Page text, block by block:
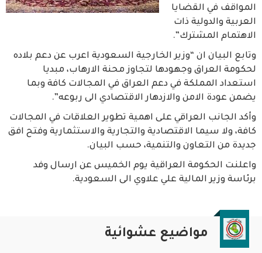
المواقف في القضايا
العربية والدولية ذات
الاهتمام المشترك”.
وتابع البيان ان “وزير الخارجية السعودية اعرب عن دعم بلاده
لحكومة العراق وجهودها لتجاوز محنة الارهاب، مبديا
استعداد المملكة في دعم العراق في المجالات كافة وبما
يضمن عودة الامن والازدهار الاقتصادي الى ربوعه”.
وأكد الجانب العراقي على اهمية تطوير العلاقات في المجالات
كافة، ولا سيما الاقتصادية والتجارية والاستثمارية وفتح افق
جديدة من التعاون والتنمية، حسب البيان.
واعلنت الحكومة العراقية يوم الخميس عن ارسال وفد
برئاسة وزير المالية علي علاوي الى السعودية.
مواضيع عشوائية